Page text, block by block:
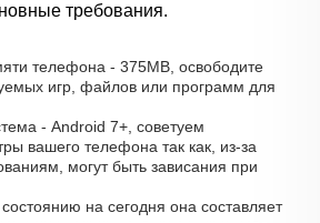
требования.
телефона - 375MB, освободите
игр, файлов или программ для
- Android 7+, советуем
вашего телефона так как, из-за
могут быть зависания при
на сегодня она составляет